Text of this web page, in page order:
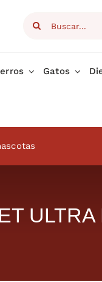
Search
Gatos